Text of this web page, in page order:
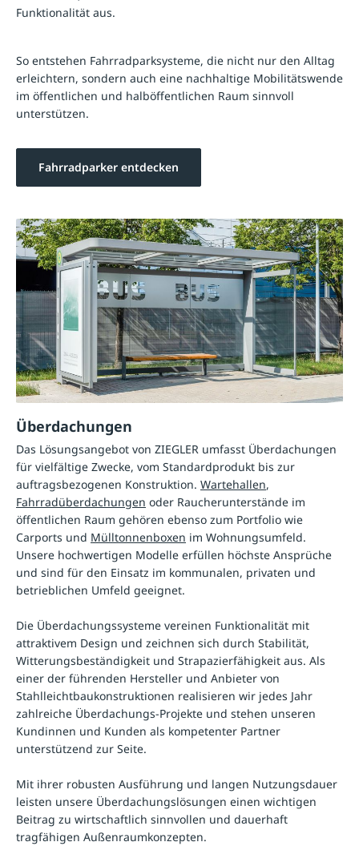
Funktionalität aus.
So entstehen Fahrradparksysteme, die nicht nur den Alltag
erleichtern, sondern auch eine nachhaltige Mobilitätswende
im öffentlichen und halböffentlichen Raum sinnvoll
unterstützen.
Fahrradparker entdecken
Überdachungen
Das Lösungsangebot von ZIEGLER umfasst Überdachungen
für vielfältige Zwecke, vom Standardprodukt bis zur
auftragsbezogenen Konstruktion. Wartehallen,
Fahrradüberdachungen oder Raucherunterstände im
öffentlichen Raum gehören ebenso zum Portfolio wie
Carports und Mülltonnenboxen im Wohnungsumfeld.
Unsere hochwertigen Modelle erfüllen höchste Ansprüche
und sind für den Einsatz im kommunalen, privaten und
betrieblichen Umfeld geeignet.
Die Überdachungssysteme vereinen Funktionalität mit
attraktivem Design und zeichnen sich durch Stabilität,
Witterungsbeständigkeit und Strapazierfähigkeit aus. Als
einer der führenden Hersteller und Anbieter von
Stahlleichtbaukonstruktionen realisieren wir jedes Jahr
zahlreiche Überdachungs-Projekte und stehen unseren
Kundinnen und Kunden als kompetenter Partner
unterstützend zur Seite.
Mit ihrer robusten Ausführung und langen Nutzungsdauer
leisten unsere Überdachungslösungen einen wichtigen
Beitrag zu wirtschaftlich sinnvollen und dauerhaft
tragfähigen Außenraumkonzepten.